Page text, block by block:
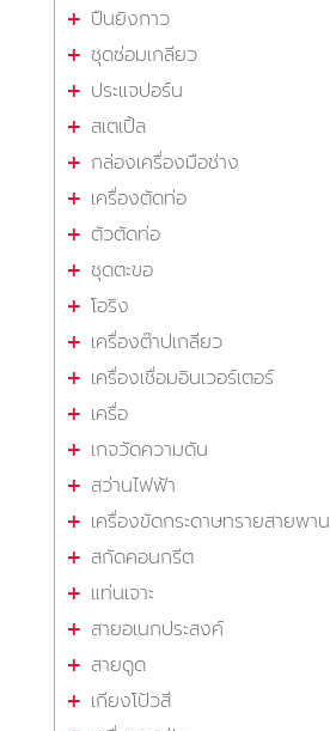
ปืนยิงกาว
ชุดซ่อมเกลียว
ประแจปอร์น
สเตเปิ้ล
กล่องเครื่องมือช่าง
เครื่องตัดท่อ
ตัวตัดท่อ
ชุดตะขอ
โอริง
เครื่องต๊าปเกลียว
เครื่องเชื่อมอินเวอร์เตอร์
เครื่อ
เกจวัดความดัน
สว่านไฟฟ้า
เครื่องขัดกระดาษทรายสายพาน
สกัดคอนกรีต
แท่นเจาะ
สายอเนกประสงค์
สายดูด
เกียงโป้วสี